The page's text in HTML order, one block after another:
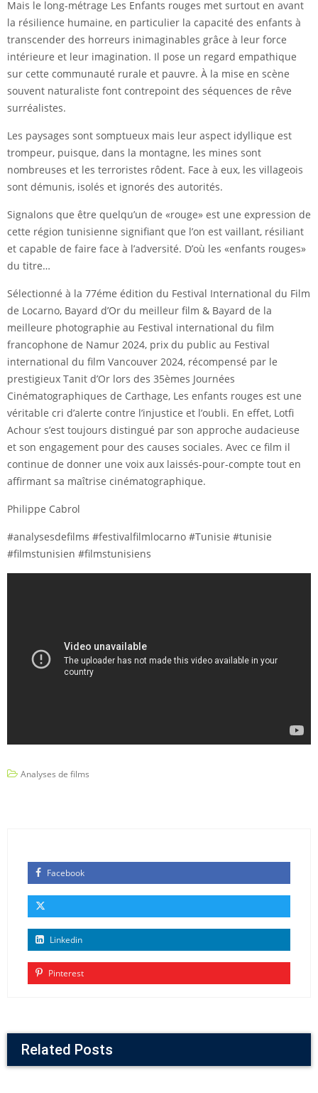
Mais le long-métrage Les Enfants rouges met surtout en avant
la résilience humaine, en particulier la capacité des enfants à
transcender des horreurs inimaginables grâce à leur force
intérieure et leur imagination. Il pose un regard empathique
sur cette communauté rurale et pauvre. À la mise en scène
souvent naturaliste font contrepoint des séquences de rêve
surréalistes.
Les paysages sont somptueux mais leur aspect idyllique est
trompeur, puisque, dans la montagne, les mines sont
nombreuses et les terroristes rôdent. Face à eux, les villageois
sont démunis, isolés et ignorés des autorités.
Signalons que être quelqu’un de «rouge» est une expression de
cette région tunisienne signifiant que l’on est vaillant, résiliant
et capable de faire face à l’adversité. D’où les «enfants rouges»
du titre…
Sélectionné à la 77éme édition du Festival International du Film
de Locarno, Bayard d’Or du meilleur film & Bayard de la
meilleure photographie au Festival international du film
francophone de Namur 2024, prix du public au Festival
international du film Vancouver 2024, récompensé par le
prestigieux Tanit d’Or lors des 35èmes Journées
Cinématographiques de Carthage, Les enfants rouges est une
véritable cri d’alerte contre l’injustice et l’oubli. En effet, Lotfi
Achour s’est toujours distingué par son approche audacieuse
et son engagement pour des causes sociales. Avec ce film il
continue de donner une voix aux laissés-pour-compte tout en
affirmant sa maîtrise cinématographique.
Philippe Cabrol
#analysesdefilms #festivalfilmlocarno #Tunisie #tunisie
#filmstunisien #filmstunisiens
Analyses de films
Facebook
Linkedin
Pinterest
Related Posts